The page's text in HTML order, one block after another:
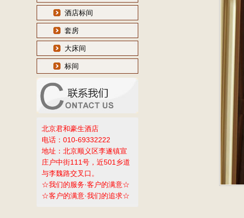
酒店标间
套房
大床间
标间
北京君和豪生酒店
电话：010-69332222
地址：北京顺义区李遂镇宣
庄户中街111号，近501乡道
与李魏路交叉口。
☆我们的服务·客户的满意☆
☆客户的满意·我们的追求☆